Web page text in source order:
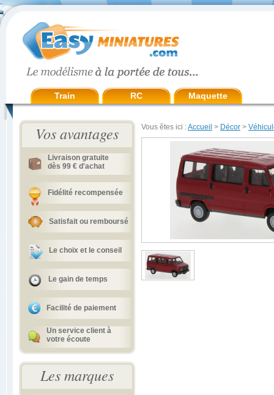
Train RC Maquette
Vos avantages
Livraison gratuite
dès 99 € d'achat
Fidélité recompensée
Satisfait ou remboursé
Le choix et le conseil
Le gain de temps
Facilité de paiement
Un service client à
votre écoute
Les marques
Vous êtes ici :Accueil > Décor >